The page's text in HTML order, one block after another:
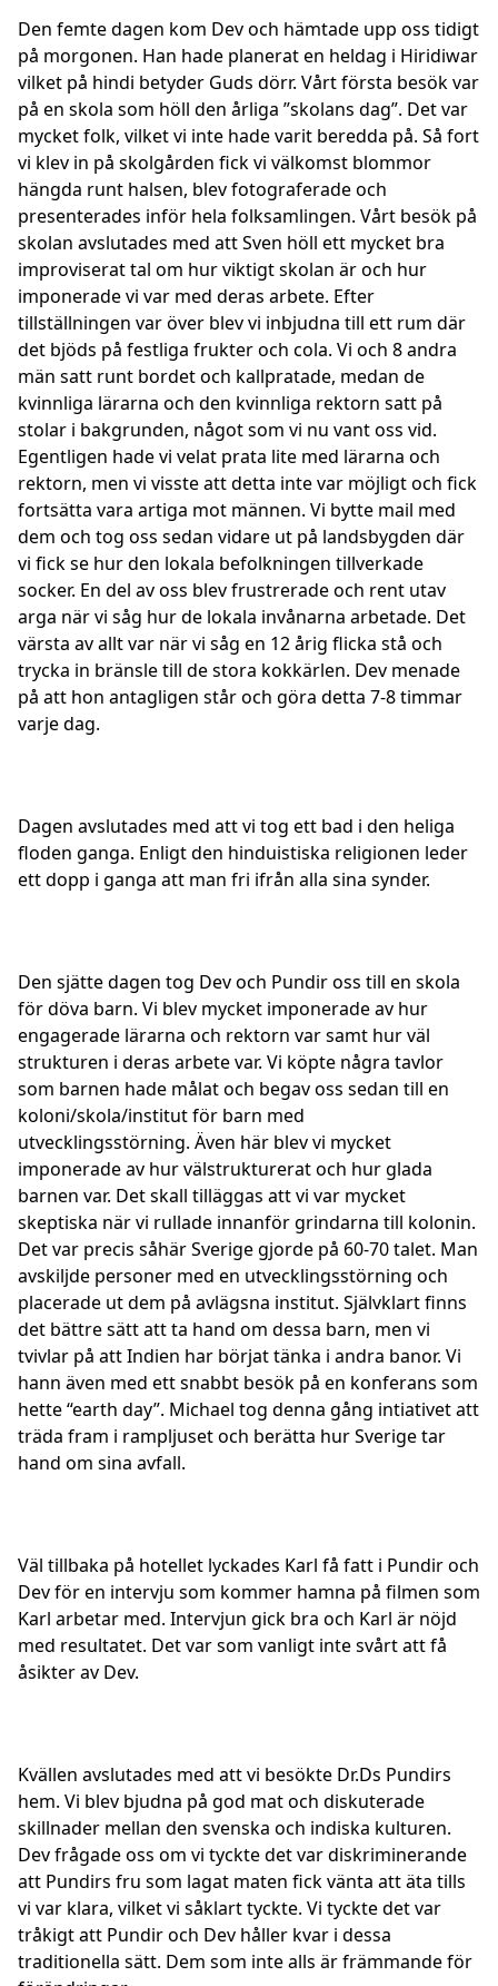
Den femte dagen kom Dev och hämtade upp oss tidigt
på morgonen. Han hade planerat en heldag i Hiridiwar
vilket på hindi betyder Guds dörr. Vårt första besök var
på en skola som höll den årliga ”skolans dag”. Det var
mycket folk, vilket vi inte hade varit beredda på. Så fort
vi klev in på skolgården fick vi välkomst blommor
hängda runt halsen, blev fotograferade och
presenterades inför hela folksamlingen. Vårt besök på
skolan avslutades med att Sven höll ett mycket bra
improviserat tal om hur viktigt skolan är och hur
imponerade vi var med deras arbete. Efter
tillställningen var över blev vi inbjudna till ett rum där
det bjöds på festliga frukter och cola. Vi och 8 andra
män satt runt bordet och kallpratade, medan de
kvinnliga lärarna och den kvinnliga rektorn satt på
stolar i bakgrunden, något som vi nu vant oss vid.
Egentligen hade vi velat prata lite med lärarna och
rektorn, men vi visste att detta inte var möjligt och fick
fortsätta vara artiga mot männen. Vi bytte mail med
dem och tog oss sedan vidare ut på landsbygden där
vi fick se hur den lokala befolkningen tillverkade
socker. En del av oss blev frustrerade och rent utav
arga när vi såg hur de lokala invånarna arbetade. Det
värsta av allt var när vi såg en 12 årig flicka stå och
trycka in bränsle till de stora kokkärlen. Dev menade
på att hon antagligen står och göra detta 7-8 timmar
varje dag.
Dagen avslutades med att vi tog ett bad i den heliga
floden ganga. Enligt den hinduistiska religionen leder
ett dopp i ganga att man fri ifrån alla sina synder.
Den sjätte dagen tog Dev och Pundir oss till en skola
för döva barn. Vi blev mycket imponerade av hur
engagerade lärarna och rektorn var samt hur väl
strukturen i deras arbete var. Vi köpte några tavlor
som barnen hade målat och begav oss sedan till en
koloni/skola/institut för barn med
utvecklingsstörning. Även här blev vi mycket
imponerade av hur välstrukturerat och hur glada
barnen var. Det skall tilläggas att vi var mycket
skeptiska när vi rullade innanför grindarna till kolonin.
Det var precis såhär Sverige gjorde på 60-70 talet. Man
avskiljde personer med en utvecklingsstörning och
placerade ut dem på avlägsna institut. Självklart finns
det bättre sätt att ta hand om dessa barn, men vi
tvivlar på att Indien har börjat tänka i andra banor. Vi
hann även med ett snabbt besök på en konferans som
hette “earth day”. Michael tog denna gång intiativet att
träda fram i rampljuset och berätta hur Sverige tar
hand om sina avfall.
Väl tillbaka på hotellet lyckades Karl få fatt i Pundir och
Dev för en intervju som kommer hamna på filmen som
Karl arbetar med. Intervjun gick bra och Karl är nöjd
med resultatet. Det var som vanligt inte svårt att få
åsikter av Dev.
Kvällen avslutades med att vi besökte Dr.Ds Pundirs
hem. Vi blev bjudna på god mat och diskuterade
skillnader mellan den svenska och indiska kulturen.
Dev frågade oss om vi tyckte det var diskriminerande
att Pundirs fru som lagat maten fick vänta att äta tills
vi var klara, vilket vi såklart tyckte. Vi tyckte det var
tråkigt att Pundir och Dev håller kvar i dessa
traditionella sätt. Dem som inte alls är främmande för